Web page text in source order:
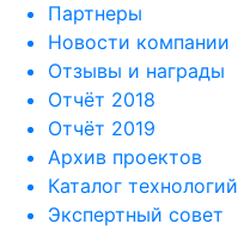
Партнеры
Новости компании
Отзывы и награды
Отчёт 2018
Отчёт 2019
Архив проектов
Каталог технологий
Экспертный совет